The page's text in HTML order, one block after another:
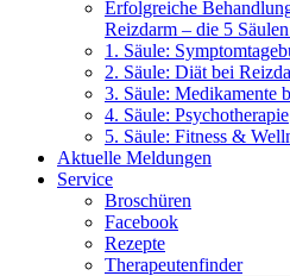
Erfolgreiche
Reizdarm – die 5
1. Säule:
2. Säule: Diät bei
3. Säule: Medikamente
4. Säule: Psychotherapie
5. Säule: Fitness &
Aktuelle Meldungen
Service
Broschüren
Facebook
Rezepte
Therapeutenfinder